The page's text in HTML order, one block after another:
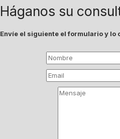
Háganos su
Envíe el siguiente el formulario y lo